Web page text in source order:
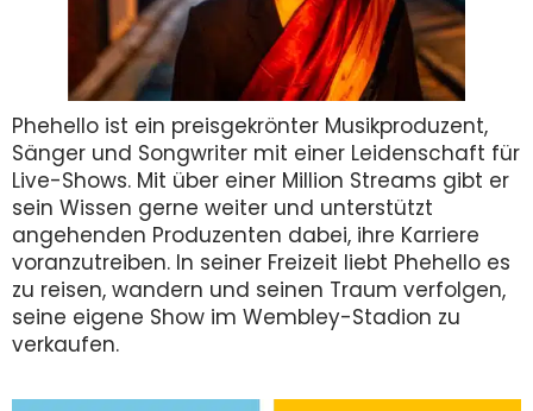
Phehello ist ein preisgekrönter Musikproduzent,
Sänger und Songwriter mit einer Leidenschaft für
Live-Shows. Mit über einer Million Streams gibt er
sein Wissen gerne weiter und unterstützt
angehenden Produzenten dabei, ihre Karriere
voranzutreiben. In seiner Freizeit liebt Phehello es
zu reisen, wandern und seinen Traum verfolgen,
seine eigene Show im Wembley-Stadion zu
verkaufen.